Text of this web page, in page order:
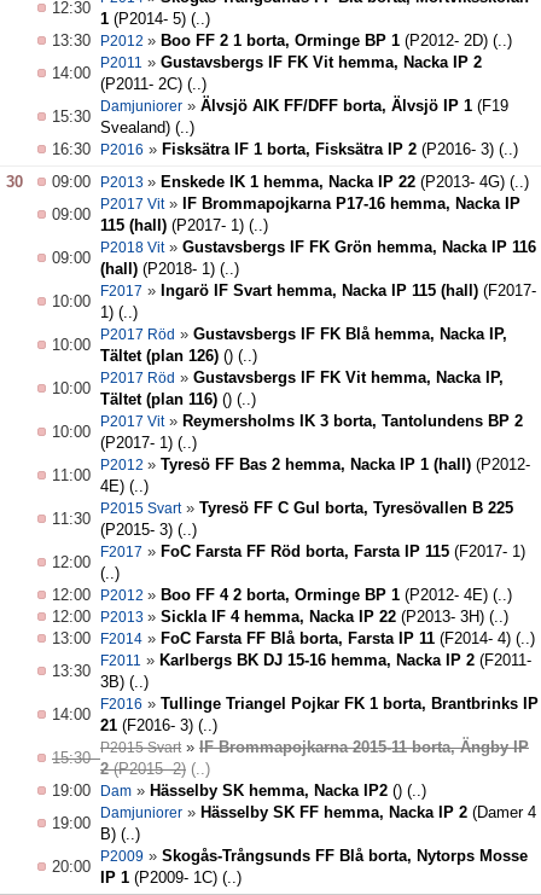
12:30
1 (P2014- 5) (..)
13:30
P2012 » Boo FF 2 1 borta, Orminge BP 1 (P2012- 2D) (..)
14:00
P2011 » Gustavsbergs IF FK Vit hemma, Nacka IP 2
(P2011- 2C) (..)
15:30
Damjuniorer » Älvsjö AIK FF/DFF borta, Älvsjö IP 1 (F19
Svealand) (..)
16:30
P2016 » Fisksätra IF 1 borta, Fisksätra IP 2 (P2016- 3) (..)
30
09:00 P2013 » Enskede IK 1 hemma, Nacka IP 22 (P2013- 4G) (..)
09:00
P2017 Vit»
IF Brommapojkarna P17-16 hemma, Nacka IP
115 (hall) (P2017- 1) (..)
09:00
P2018 Vit» Gustavsbergs IF FK Grön hemma, Nacka IP 116
(hall) (P2018- 1) (..)
10:00
F2017 » Ingarö IF Svart hemma, Nacka IP 115 (hall) (F2017-
1) (..)
10:00
P2017 Röd » Gustavsbergs IF FK Blå hemma, Nacka IP,
Tältet (plan 126) () (..)
10:00
P2017 Röd » Gustavsbergs IF FK Vit hemma, Nacka IP,
Tältet (plan 116) () (..)
10:00
P2017 Vit» Reymersholms IK 3 borta, Tantolundens BP 2
(P2017- 1) (..)
11:00
P2012 » Tyresö FF Bas 2 hemma, Nacka IP 1 (hall) (P2012-
4E) (..)
11:30
P2015 Svart» Tyresö FF C Gul borta, Tyresövallen B 225
(P2015- 3) (..)
12:00
F2017 » FoC Farsta FF Röd borta, Farsta IP 115 (F2017- 1)
(..)
12:00
P2012 » Boo FF 4 2 borta, Orminge BP 1 (P2012- 4E) (..)
12:00
P2013 » Sickla IF 4 hemma, Nacka IP 22 (P2013- 3H) (..)
13:00
F2014 » FoC Farsta FF Blå borta, Farsta IP 11 (F2014- 4) (..)
13:30
F2011 » Karlbergs BK DJ 15-16 hemma, Nacka IP 2 (F2011-
3B) (..)
14:00
F2016 » Tullinge Triangel Pojkar FK 1 borta, Brantbrinks IP
21 (F2016- 3) (..)
15:30
P2015 Svart» IF Brommapojkarna 2015-11 borta, Ängby IP
2(P2015- 2) (..)
19:00
Dam » Hässelby SK hemma, Nacka IP2 () (..)
19:00
Damjuniorer » Hässelby SK FF hemma, Nacka IP 2 (Damer 4
B) (..)
20:00
P2009 » Skogås-Trångsunds FF Blå borta, Nytorps Mosse
IP 1 (P2009- 1C) (..)